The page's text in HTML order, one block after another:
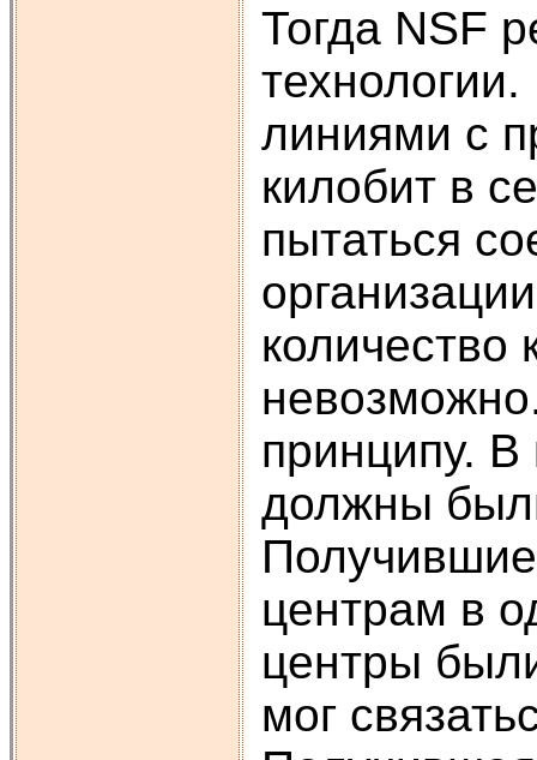
Тогда NSF
линиями с
килобит в
пытаться
количество
принципу.
должны
центрам в
центры
мог